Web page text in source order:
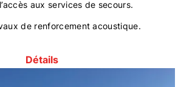
aux services de secours.
de renforcement acoustique.
Détails